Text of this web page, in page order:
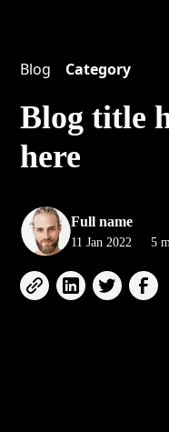
Blog Category
Blog title
here
Full name
11 Jan 2022 5